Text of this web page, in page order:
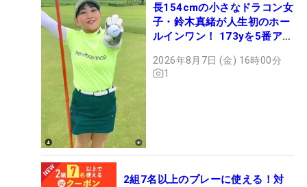
長154cmの小さなドラコン女
子・鈴木真緒が人生初のホー
ルインワン！ 173yを5番アイ
2026年8月7日 (金) 16時00分
1
2組7名以上のプレーに使える！対